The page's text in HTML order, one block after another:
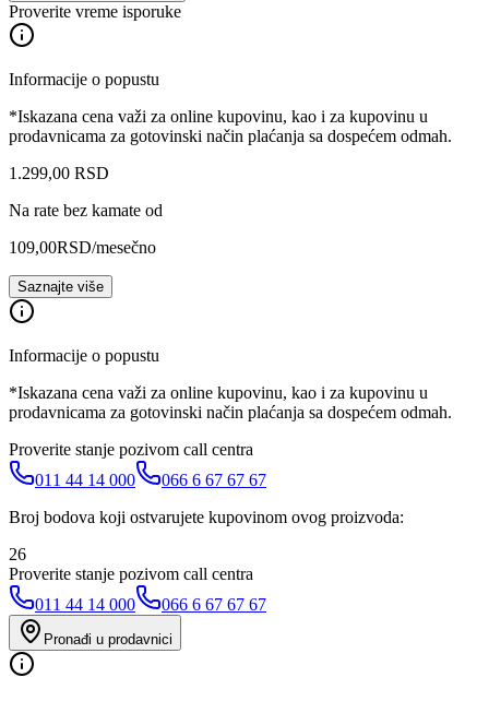
Proverite vreme isporuke
Informacije o popustu
*Iskazana cena važi za online kupovinu, kao i za kupovinu u
prodavnicama za gotovinski način plaćanja sa dospećem odmah.
1.299,00 RSD
Na rate bez kamate od
109,00RSD/mesečno
Saznajte više
Informacije o popustu
*Iskazana cena važi za online kupovinu, kao i za kupovinu u
prodavnicama za gotovinski način plaćanja sa dospećem odmah.
Proverite stanje pozivom call centra
011 44 14 000
066 6 67 67 67
Broj bodova koji ostvarujete kupovinom ovog proizvoda:
26
Proverite stanje pozivom call centra
011 44 14 000
066 6 67 67 67
Pronađi u prodavnici